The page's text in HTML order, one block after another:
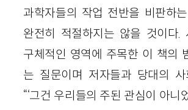
과학자들의 작업 전반을 비판하
완전히 적절하지는 않을 것이다.
구체적인 영역에 주목한 이 책의
는 질문이며 저자들과 당대의 사
“‘그건 우리들의 주된 관심이 아니